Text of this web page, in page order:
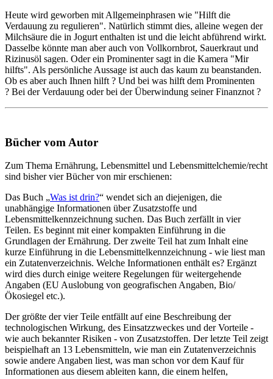
Heute wird geworben mit Allgemeinphrasen wie "Hilft die
Verdauung zu regulieren". Natürlich stimmt dies, alleine wegen der
Milchsäure die in Jogurt enthalten ist und die leicht abführend wirkt.
Dasselbe könnte man aber auch von Vollkornbrot, Sauerkraut und
Rizinusöl sagen. Oder ein Prominenter sagt in die Kamera "Mir
hilfts". Als persönliche Aussage ist auch das kaum zu beanstanden.
Ob es aber auch Ihnen hilft ? Und bei was hilft dem Prominenten
? Bei der Verdauung oder bei der Überwindung seiner Finanznot ?
Bücher vom Autor
Zum Thema Ernährung, Lebensmittel und Lebensmittelchemie/recht
sind bisher vier Bücher von mir erschienen:
Das Buch „Was ist drin?“ wendet sich an diejenigen, die
unabhängige Informationen über Zusatzstoffe und
Lebensmittelkennzeichnung suchen. Das Buch zerfällt in vier
Teilen. Es beginnt mit einer kompakten Einführung in die
Grundlagen der Ernährung. Der zweite Teil hat zum Inhalt eine
kurze Einführung in die Lebensmittelkennzeichnung - wie liest man
ein Zutatenverzeichnis. Welche Informationen enthält es? Ergänzt
wird dies durch einige weitere Regelungen für weitergehende
Angaben (EU Auslobung von geografischen Angaben, Bio/
Ökosiegel etc.).
Der größte der vier Teile entfällt auf eine Beschreibung der
technologischen Wirkung, des Einsatzzweckes und der Vorteile -
wie auch bekannter Risiken - von Zusatzstoffen. Der letzte Teil zeigt
beispielhaft an 13 Lebensmitteln, wie man ein Zutatenverzeichnis
sowie andere Angaben liest, was man schon vor dem Kauf für
Informationen aus diesem ableiten kann, die einem helfen,